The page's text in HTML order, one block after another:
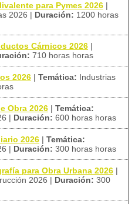
para Pymes 2026 |
2026 | Duración: 1200 horas
Cárnicos 2026 |
710 horas horas
2026 | Temática: Industrias
Obra 2026 | Temática:
| Duración: 600 horas horas
2026 | Temática:
| Duración: 300 horas horas
para Obra Urbana 2026 |
2026 | Duración: 300